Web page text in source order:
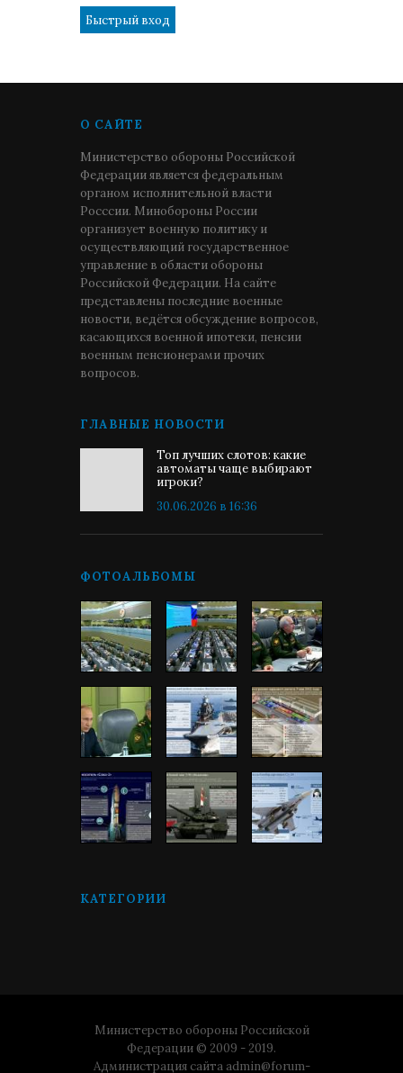
О САЙТЕ
Министерство обороны Российской
Федерации является федеральным
органом исполнительной власти
Росссии. Минобороны России
организует военную политику и
осуществляющий государственное
управление в области обороны
Российской Федерации. На сайте
представлены последние военные
новости, ведётся обсуждение вопросов,
касающихся военной ипотеки, пенсии
военным пенсионерами прочих
вопросов.
ГЛАВНЫЕ НОВОСТИ
Топ лучших слотов: какие
автоматы чаще выбирают
игроки?
30.06.2026 в 16:36
ФОТОАЛЬБОМЫ
КАТЕГОРИИ
Министерство обороны Российской
Федерации © 2009 - 2019.
Администрация сайта admin@forum-